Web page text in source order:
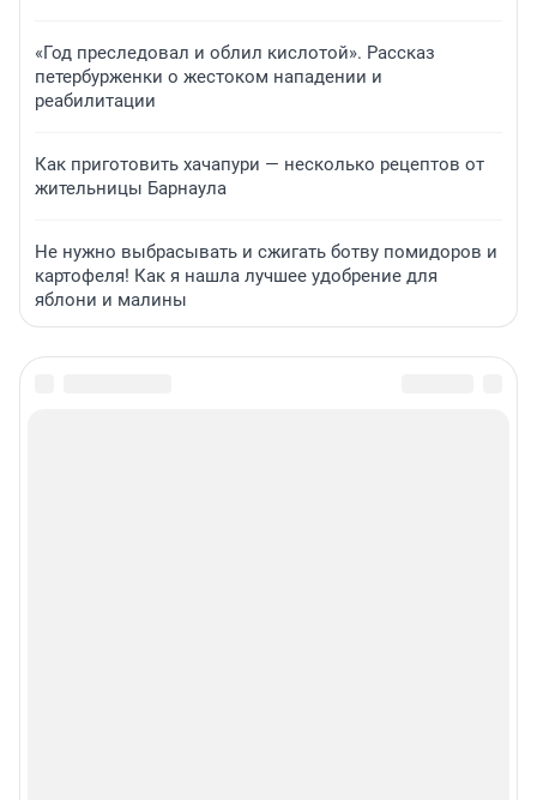
«Год преследовал и облил кислотой». Рассказ
петербурженки о жестоком нападении и
реабилитации
Как приготовить хачапури — несколько рецептов от
жительницы Барнаула
Не нужно выбрасывать и сжигать ботву помидоров и
картофеля! Как я нашла лучшее удобрение для
яблони и малины